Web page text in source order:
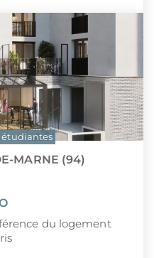
MARNE (94)
du logement
étudiantes